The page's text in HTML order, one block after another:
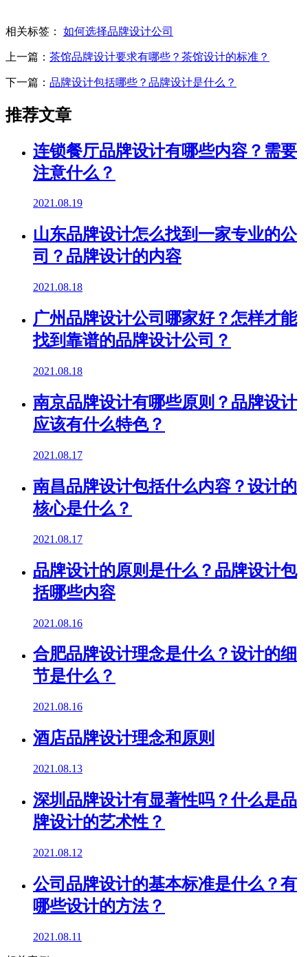
相关标签： 如何选择品牌设计公司
上一篇： 茶馆品牌设计要求有哪些？茶馆设计的标准？
下一篇： 品牌设计包括哪些？品牌设计是什么？
推荐文章
连锁餐厅品牌设计有哪些内容？需要
注意什么？
2021.08.19
山东品牌设计怎么找到一家专业的公
司？品牌设计的内容
2021.08.18
广州品牌设计公司哪家好？怎样才能
找到靠谱的品牌设计公司？
2021.08.18
南京品牌设计有哪些原则？品牌设计
应该有什么特色？
2021.08.17
南昌品牌设计包括什么内容？设计的
核心是什么？
2021.08.17
品牌设计的原则是什么？品牌设计包
括哪些内容
2021.08.16
合肥品牌设计理念是什么？设计的细
节是什么？
2021.08.16
酒店品牌设计理念和原则
2021.08.13
深圳品牌设计有显著性吗？什么是品
牌设计的艺术性？
2021.08.12
公司品牌设计的基本标准是什么？有
哪些设计的方法？
2021.08.11